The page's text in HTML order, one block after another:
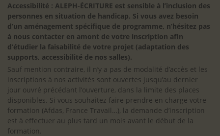
Accessibilité : ALEPH-ÉCRITURE est sensible à l’inclusion des
personnes en situation de handicap. Si vous avez besoin
d’un aménagement spécifique de programme, n’hésitez pas
à nous contacter en amont de votre inscription afin
d’étudier la faisabilité de votre projet (adaptation des
supports, accessibilité de nos salles).
Sauf mention contraire, il n’y a pas de modalité d’accès et les
inscriptions à nos activités sont ouvertes jusqu’au dernier
jour ouvré précédant l’ouverture, dans la limite des places
disponibles. Si vous souhaitez faire prendre en charge votre
formation (Afdas, France Travail…), la demande d’inscription
est à effectuer au plus tard un mois avant le début de la
formation.